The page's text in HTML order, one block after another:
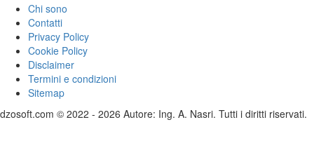
Chi sono
Contatti
Privacy Policy
Cookie Policy
Disclaimer
Termini e condizioni
Sitemap
dzosoft.com © 2022 - 2026 Autore: Ing. A. Nasri. Tutti i diritti riservati.